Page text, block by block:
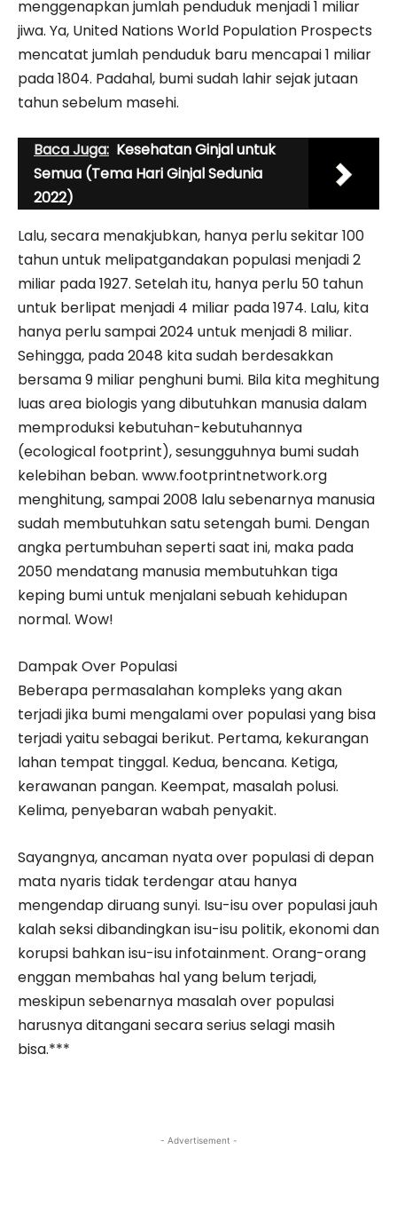
menggenapkan jumlah penduduk menjadi 1 miliar
jiwa. Ya, United Nations World Population Prospects
mencatat jumlah penduduk baru mencapai 1 miliar
pada 1804. Padahal, bumi sudah lahir sejak jutaan
tahun sebelum masehi.
Baca Juga: Kesehatan Ginjal untuk
Semua (Tema Hari Ginjal Sedunia
2022)
Lalu, secara menakjubkan, hanya perlu sekitar 100
tahun untuk melipatgandakan populasi menjadi 2
miliar pada 1927. Setelah itu, hanya perlu 50 tahun
untuk berlipat menjadi 4 miliar pada 1974. Lalu, kita
hanya perlu sampai 2024 untuk menjadi 8 miliar.
Sehingga, pada 2048 kita sudah berdesakkan
bersama 9 miliar penghuni bumi. Bila kita meghitung
luas area biologis yang dibutuhkan manusia dalam
memproduksi kebutuhan-kebutuhannya
(ecological footprint), sesungguhnya bumi sudah
kelebihan beban. www.footprintnetwork.org
menghitung, sampai 2008 lalu sebenarnya manusia
sudah membutuhkan satu setengah bumi. Dengan
angka pertumbuhan seperti saat ini, maka pada
2050 mendatang manusia membutuhkan tiga
keping bumi untuk menjalani sebuah kehidupan
normal. Wow!
Dampak Over Populasi
Beberapa permasalahan kompleks yang akan
terjadi jika bumi mengalami over populasi yang bisa
terjadi yaitu sebagai berikut. Pertama, kekurangan
lahan tempat tinggal. Kedua, bencana. Ketiga,
kerawanan pangan. Keempat, masalah polusi.
Kelima, penyebaran wabah penyakit.
Sayangnya, ancaman nyata over populasi di depan
mata nyaris tidak terdengar atau hanya
mengendap diruang sunyi. Isu-isu over populasi jauh
kalah seksi dibandingkan isu-isu politik, ekonomi dan
korupsi bahkan isu-isu infotainment. Orang-orang
enggan membahas hal yang belum terjadi,
meskipun sebenarnya masalah over populasi
harusnya ditangani secara serius selagi masih
bisa.***
- Advertisement -